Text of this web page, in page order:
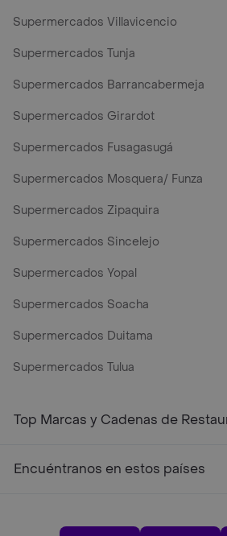
Supermercados Villavicencio
Supermercados Tunja
Supermercados Barrancabermeja
Supermercados Girardot
Supermercados Fusagasugá
Supermercados Mosquera/ Funza
Supermercados Zipaquira
Supermercados Sincelejo
Supermercados Yopal
Supermercados Soacha
Supermercados Duitama
Supermercados Tulua
Top Marcas y Cadenas de
Encuéntranos en estos países